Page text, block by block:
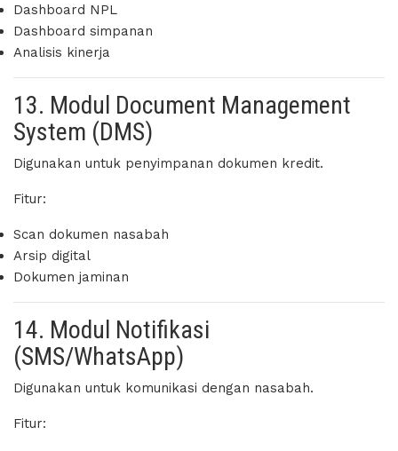
Dashboard NPL
Dashboard simpanan
Analisis kinerja
13. Modul Document Management
System (DMS)
Digunakan untuk penyimpanan dokumen kredit.
Fitur:
Scan dokumen nasabah
Arsip digital
Dokumen jaminan
14. Modul Notifikasi
(SMS/WhatsApp)
Digunakan untuk komunikasi dengan nasabah.
Fitur: